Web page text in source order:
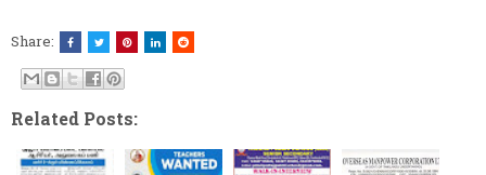
Share:
Related Posts: